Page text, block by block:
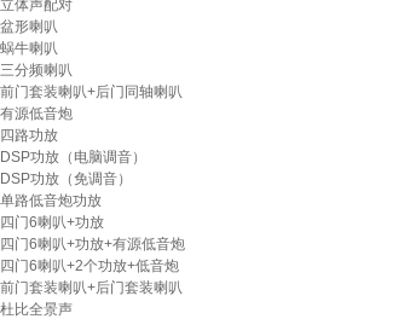
立体声配对
盆形喇叭
蜗牛喇叭
三分频喇叭
前门套装喇叭+后门同轴喇叭
有源低音炮
四路功放
DSP功放（电脑调音）
DSP功放（免调音）
单路低音炮功放
四门6喇叭+功放
四门6喇叭+功放+有源低音炮
四门6喇叭+2个功放+低音炮
前门套装喇叭+后门套装喇叭
杜比全景声